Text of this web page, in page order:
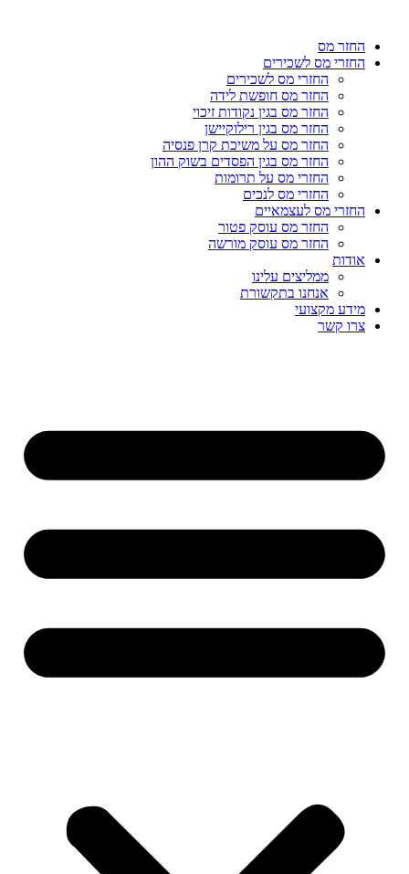
החזר מס
החזרי מס לשכירים
החזרי מס לשכירים
החזר מס חופשת לידה
החזר מס בגין נקודות זיכוי
החזר מס בגין רילוקיישן
החזר מס על משיכת קרן פנסיה
החזר מס בגין הפסדים בשוק ההון
החזרי מס על תרומות
החזרי מס לנכים
החזרי מס לעצמאיים
החזר מס עוסק פטור
החזר מס עוסק מורשה
אודות
ממליצים עלינו
אנחנו בתקשורת
מידע מקצועי
צרו קשר